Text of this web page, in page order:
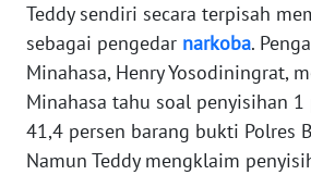
Teddy sendiri secara terpisah
sebagai pengedar narkoba.
Minahasa, Henry Yosodiningrat,
Minahasa tahu soal penyisihan
41,4 persen barang bukti Polres
Namun Teddy mengklaim
WN
KEPRI
WN
PAPUA